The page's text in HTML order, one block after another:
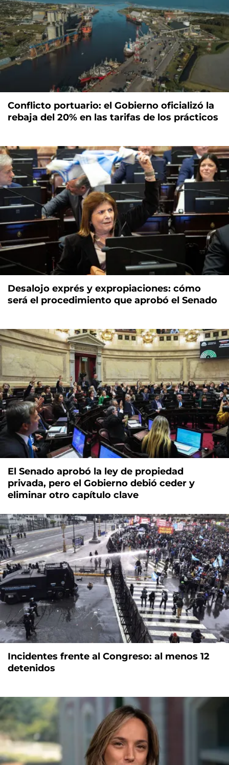
Conflicto portuario: el Gobierno oficializó la
rebaja del 20% en las tarifas de los prácticos
Desalojo exprés y expropiaciones: cómo
será el procedimiento que aprobó el Senado
El Senado aprobó la ley de propiedad
privada, pero el Gobierno debió ceder y
eliminar otro capítulo clave
Incidentes frente al Congreso: al menos 12
detenidos